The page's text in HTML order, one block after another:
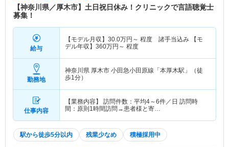
【神奈川県／厚木市】土日祝日休み！クリニックで言語聴覚士
募集！
給与
【モデル月収】 30.0万円～ 程度 諸手当込み 【モ
デル年収】 360万円～ 程度
勤務地
神奈川県 厚木市 小田急小田原線「本厚木駅」（徒
歩1分）
仕事内容
【業務内容】 訪問件数：平均4～6件／日 訪問時
間：原則1時間訪問→患者様と寄…
駅から徒歩5分以内 残業少なめ 積極採用中